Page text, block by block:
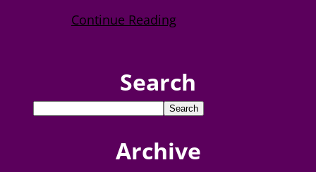
Archive
2026 年 7 月
2026 年 6 月
2026 年 5 月
2026 年 4 月
2026 年 3 月